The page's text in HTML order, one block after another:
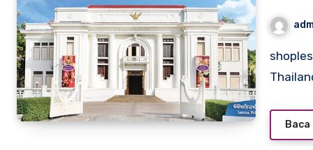
shoplesesne.com – Chiang Mai, kota yang terletak di utara